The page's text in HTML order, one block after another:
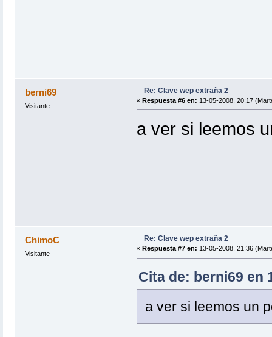
berni69
Visitante
Re: Clave wep extraña 2
« Respuesta #6 en: 13-05-2008, 20:17
a ver si leemos
ChimoC
Visitante
Re: Clave wep extraña 2
« Respuesta #7 en: 13-05-2008, 21:36
Cita de: berni69 en
a ver si leemos un